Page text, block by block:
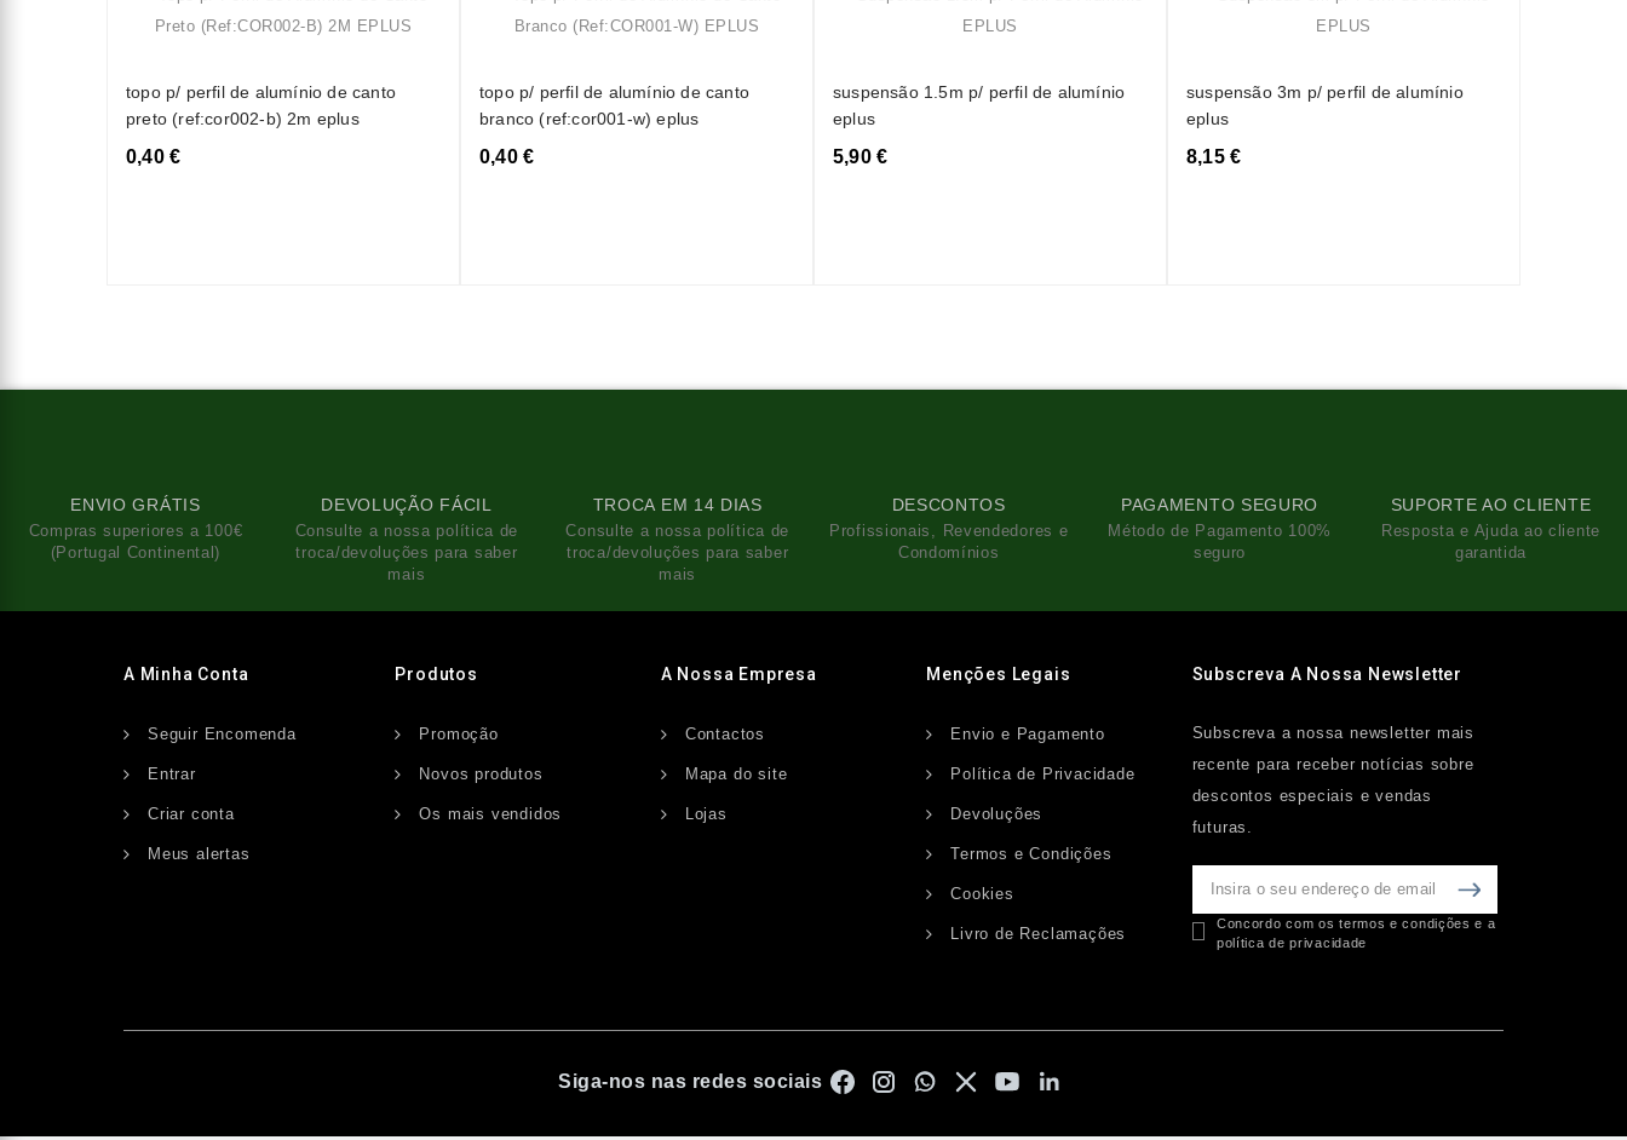
topo p/ perfil de alumínio de canto
preto (ref:cor002-b) 2m eplus
0,40 €
topo p/ perfil de alumínio de canto
branco (ref:cor001-w) eplus
0,40 €
suspensão 1.5m p/ perfil de alumínio
eplus
5,90 €
suspensão 3m p/ perfil de alumínio
eplus
8,15 €
ENVIO GRÁTIS
Compras superiores a 100€
(Portugal Continental)
DEVOLUÇÃO FÁCIL
Consulte a nossa política de
troca/devoluções para saber
mais
TROCA EM 14 DIAS
Consulte a nossa política de
troca/devoluções para saber
mais
DESCONTOS
Profissionais, Revendedores e
Condomínios
PAGAMENTO SEGURO
Método de Pagamento 100%
seguro
SUPORTE AO CLIENTE
Resposta e Ajuda ao cliente
garantida
A Minha Conta
Seguir Encomenda
Entrar
Criar conta
Meus alertas
Produtos
Promoção
Novos produtos
Os mais vendidos
A Nossa Empresa
Contactos
Mapa do site
Lojas
Menções Legais
Envio e Pagamento
Política de Privacidade
Devoluções
Termos e Condições
Cookies
Livro de Reclamações
Subscreva A Nossa Newsletter
Subscreva a nossa newsletter mais
recente para receber notícias sobre
descontos especiais e vendas
futuras.
Concordo com os termos e condições e a
política de privacidade
Siga-nos nas redes sociais